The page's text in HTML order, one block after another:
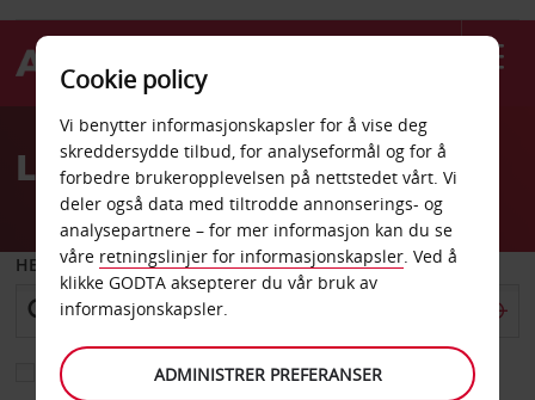
Welcome
AvisLeiebil Ashdod
HENT FRA
Velg et annet leveringssted
Cookie policy
Vi benytter informasjonskapsler for å vise deg
skreddersydde tilbud, for analyseformål og for å
forbedre brukeropplevelsen på nettstedet vårt. Vi
deler også data med tiltrodde annonserings- og
analysepartnere – for mer informasjon kan du se
våre retningslinjer for informasjonskapsler. Ved å
klikke GODTA aksepterer du vår bruk av
informasjonskapsler.
ADMINISTRER PREFERANSER